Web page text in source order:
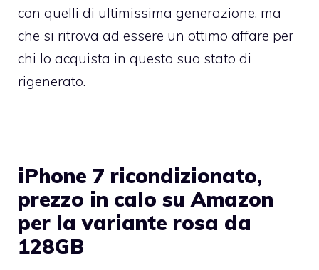
con quelli di ultimissima generazione, ma
che si ritrova ad essere un ottimo affare per
chi lo acquista in questo suo stato di
rigenerato.
iPhone 7 ricondizionato,
prezzo in calo su Amazon
per la variante rosa da
128GB